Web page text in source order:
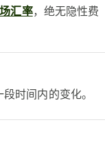
汇率，绝无隐性费
时间内的变化。